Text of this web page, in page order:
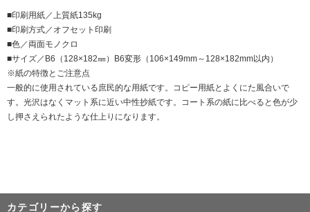
■印刷用紙／上質紙135kg
■印刷方式／オフセット印刷
■色／両面モノクロ
■サイズ／B6（128×182㎜）B6変形（106×149mm～128×182mm以内）
※紙の特徴とご注意点
一般的に使用されている庶民的な用紙です。コピー用紙とよくにた風合いで
す。光沢はなくマット系に近い中性抄紙です。コート系の紙に比べると色が少
し押さえられたような仕上りになります。
カテゴリーから探す